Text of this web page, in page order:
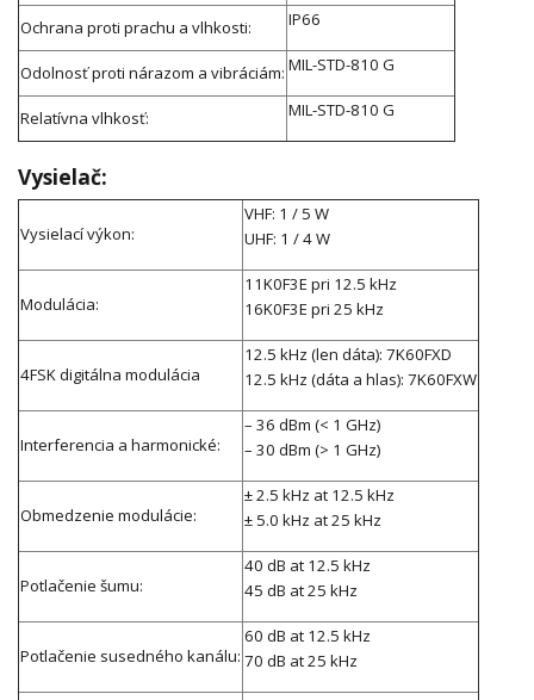
Ochrana proti prachu a vlhkosti: IP66
Odolnosť proti nárazom a vibráciám: MIL-STD-810 G
Relatívna vlhkosť: MIL-STD-810 G
Vysielač:
Vysielací výkon:
VHF: 1 / 5 W
UHF: 1 / 4 W
Modulácia:
11K0F3E pri 12.5 kHz
16K0F3E pri 25 kHz
4FSK digitálna modulácia
12.5 kHz (len dáta): 7K60FXD
12.5 kHz (dáta a hlas): 7K60FXW
Interferencia a harmonické:
– 36 dBm (< 1 GHz)
– 30 dBm (> 1 GHz)
Obmedzenie modulácie:
± 2.5 kHz at 12.5 kHz
± 5.0 kHz at 25 kHz
Potlačenie šumu:
40 dB at 12.5 kHz
45 dB at 25 kHz
Potlačenie susedného kanálu:
60 dB at 12.5 kHz
70 dB at 25 kHz